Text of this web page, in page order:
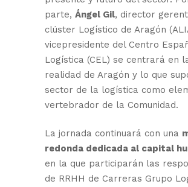
parte, Ángel Gil, director
clúster Logístico de Aragón
vicepresidente del Centro
Logística (CEL) se centrará en
realidad de Aragón y lo que
sector de la logística como
vertebrador de la Comunidad.
La jornada continuará con una
redonda dedicada al capital
en la que participarán las
de RRHH de Carreras Grupo